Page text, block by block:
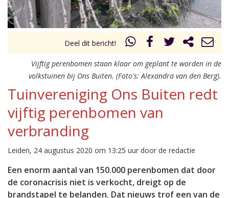
Deel dit bericht!
Vijftig perenbomen staan klaar om geplant te worden in de
volkstuinen bij Ons Buiten. (Foto's: Alexandra van den Berg).
Tuinvereniging Ons Buiten redt
vijftig perenbomen van
verbranding
Leiden, 24 augustus 2020 om 13:25 uur door de redactie
Een enorm aantal van 150.000 perenbomen dat door
de coronacrisis niet is verkocht, dreigt op de
brandstapel te belanden. Dat nieuws trof een van de